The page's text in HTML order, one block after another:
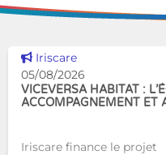
Voir cette news
Iriscare
05/08/2026
VICEVERSA HABITAT :
ACCOMPAGNEMENT ET
Iriscare finance le projet